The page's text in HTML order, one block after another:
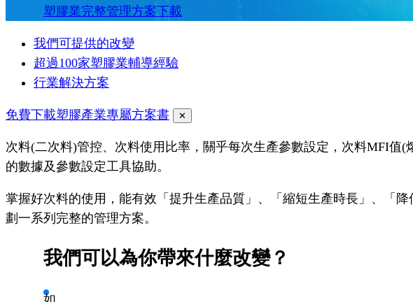
塑膠業完整管理方案下載
我們可提供的改變
超過100家塑膠業輔導經驗
行業解決方案
免費下載塑膠產業專屬方案書 ✕
次料(二次料)管控、次料使用比率，關乎每次生產參數設定，次料MFI
的數據及參數設定工具協助。
掌握好次料的使用，能有效「提升生產品質」、「縮短生產時長」、「
劃一系列完整的管理方案。
我們可以為你帶來什麼改變？
如